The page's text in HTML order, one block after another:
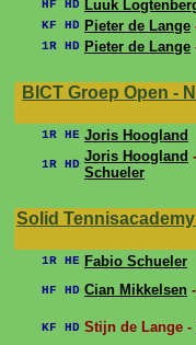
HF HD Luuk
KF HD Pieter de Lange
1R HD Pieter de Lange
BICT Groep Open -
1R HE Joris Hoogland
1R HD Joris Hoogland -
Schueler
Solid
1R HE Fabio Schueler
HF HD Cian Mikkelsen -
KF HD Stijn de Lange -